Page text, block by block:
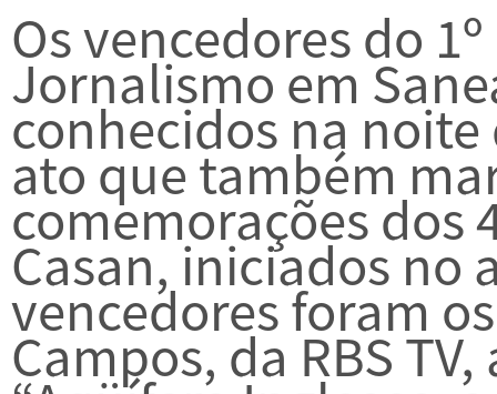
Os vencedores do
Jornalismo em
conhecidos na
ato que também
comemorações dos
Casan, iniciados no
vencedores foram
Campos, da RBS